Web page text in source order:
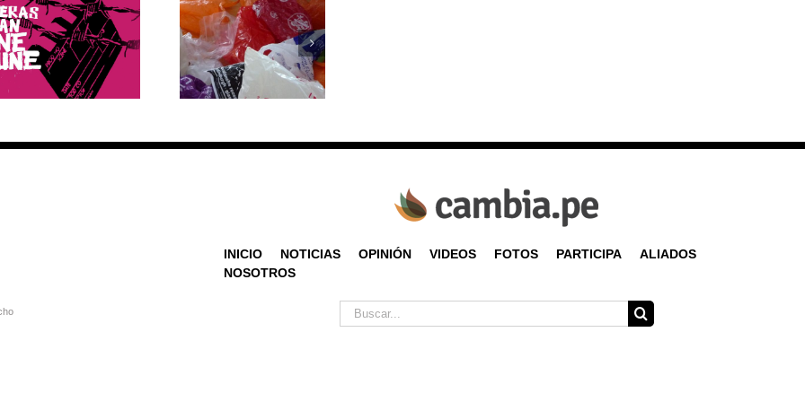
Bolsas de plástico: 5
datos que debes
saber sobre su
producción y
consumo
¿Cuáles fueron las
reacciones en el
mundo ante el retiro
de EE.UU. del
Acuerdo de París?
INICIO NOTICIAS OPINIÓN VIDEOS FOTOS PARTICIPA
ALIADOS
NOSOTROS
Buscar: